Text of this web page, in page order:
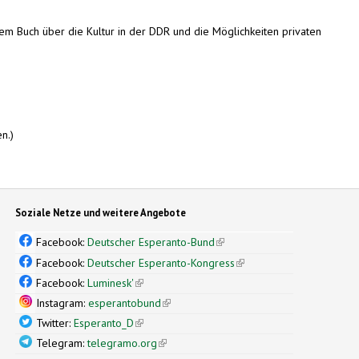
Buch über die Kultur in der DDR und die Möglichkeiten privaten
Soziale Netze und weitere Angebote
Facebook:Deutscher Esperanto-Bund(link is external)
Facebook:Deutscher Esperanto-Kongress(link is external)
Facebook:Luminesk'(link is external)
Instagram:esperantobund(link is external)
Twitter:Esperanto_D(link is external)
Telegram:telegramo.org(link is external)